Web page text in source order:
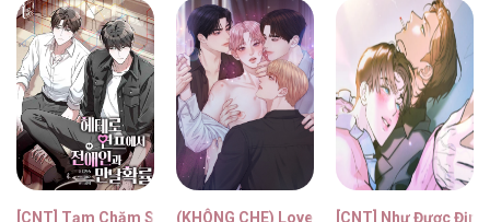
[CNT] Tạm Chăm Sóc Tình Cũ(KHÔNG CHE) Love Remedy[CNT] Như Được Định